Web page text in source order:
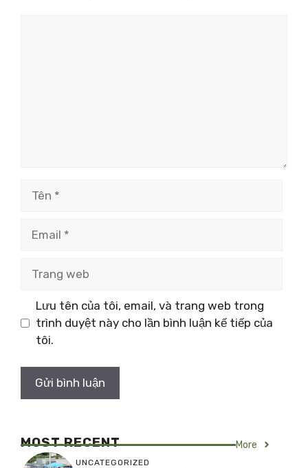
Lưu tên của tôi, email, và trang web trong
trình duyệt này cho lần bình luận kế tiếp của
tôi.
MOST RECENT More
UNCATEGORIZED